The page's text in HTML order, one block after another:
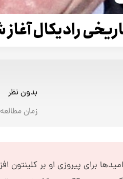
رادیکال
بدون نظر
زمان
برای پیروزی او بر